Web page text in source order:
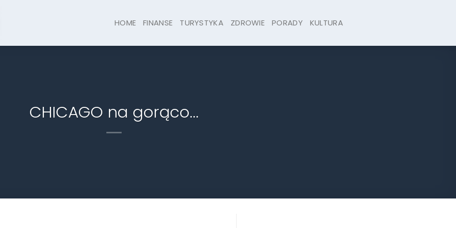
HOME FINANSE TURYSTYKA ZDROWIE PORADY KULTURA
CHICAGO na gorąco…